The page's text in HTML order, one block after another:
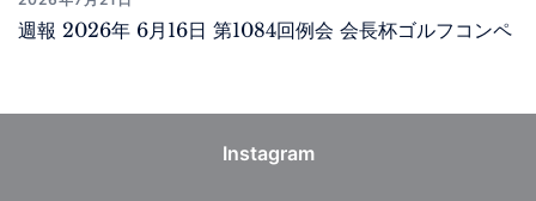
週報 2026年 6月16日 第1084回例会 会長杯ゴルフコンペ
Instagram